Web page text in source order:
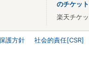
のチケッ
楽天チケ
護方針 社会的責任[CSR]